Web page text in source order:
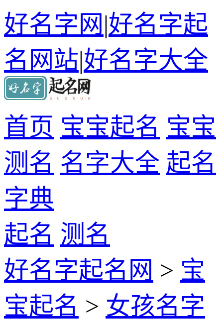
好名字网|好名字起
名网站|好名字大全
首页 宝宝起名 宝宝
测名 名字大全 起名
字典
起名 测名
好名字起名网 > 宝
宝起名 > 女孩名字